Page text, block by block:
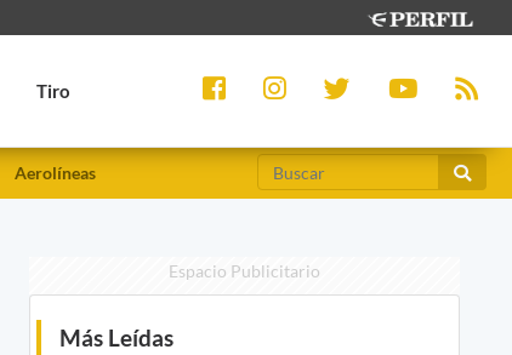
Tiro
Aerolíneas
Espacio Publicitario
Más Leídas